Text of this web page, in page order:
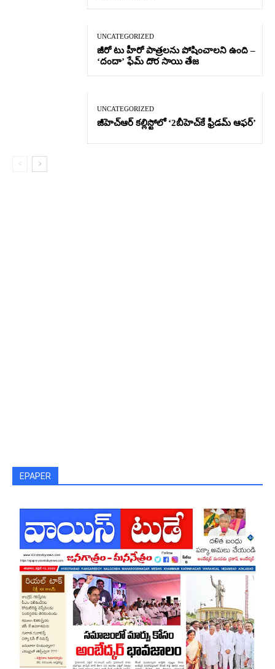
UNCATEGORIZED
జీరో టు హీరో పాత్రలను పోషించాలని ఉంది –
‘దందా’ ఫేమ్ దొర సాయి తేజ
UNCATEGORIZED
జీహెచ్ఆర్‌ కల్లిస్టోలో ‘2బీహెచ్‌కే ఫ్రీడమ్ ఆఫర్’
EPAPER